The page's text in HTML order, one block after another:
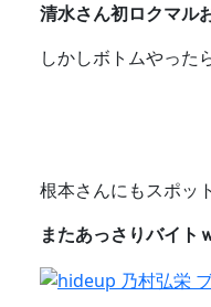
清水さん初ロクマル
しかしボトムやった
根本さんにもスポッ
またあっさりバイト